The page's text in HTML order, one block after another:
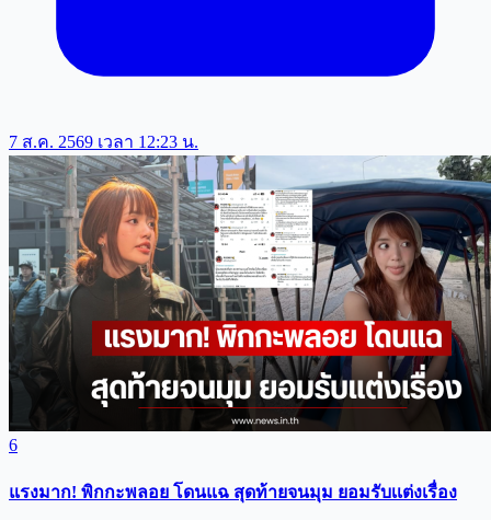
7 ส.ค. 2569 เวลา 12:23 น.
6
แรงมาก! พิกกะพลอย โดนแฉ สุดท้ายจนมุม ยอมรับเเต่งเรื่อง